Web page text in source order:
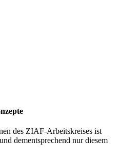
des ZIAF-Arbeitskreises ist
dementsprechend nur diesem